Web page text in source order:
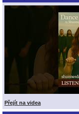
Přejít na videa